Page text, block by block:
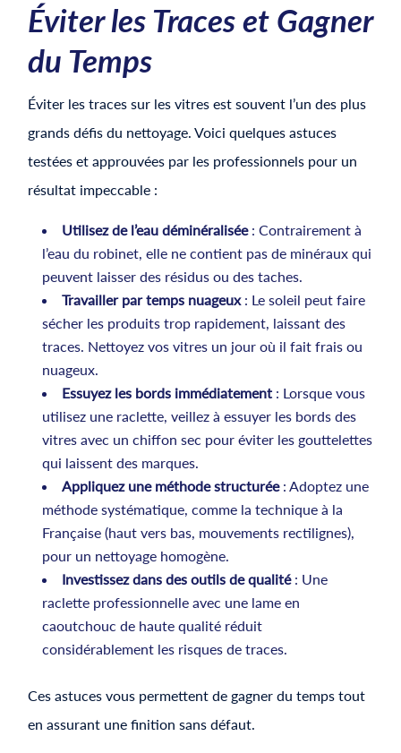
Éviter les Traces et Gagner
du Temps
Éviter les traces sur les vitres est souvent l’un des plus
grands défis du nettoyage. Voici quelques astuces
testées et approuvées par les professionnels pour un
résultat impeccable :
Utilisez de l’eau déminéralisée: Contrairement à
l’eau du robinet, elle ne contient pas de minéraux qui
peuvent laisser des résidus ou des taches.
Travailler par temps nuageux: Le soleil peut faire
sécher les produits trop rapidement, laissant des
traces. Nettoyez vos vitres un jour où il fait frais ou
nuageux.
Essuyez les bords immédiatement : Lorsque vous
utilisez une raclette, veillez à essuyer les bords des
vitres avec un chiffon sec pour éviter les gouttelettes
qui laissent des marques.
Appliquez une méthode structurée: Adoptez une
méthode systématique, comme la technique à la
Française (haut vers bas, mouvements rectilignes),
pour un nettoyage homogène.
Investissez dans des outils de qualité: Une
raclette professionnelle avec une lame en
caoutchouc de haute qualité réduit
considérablement les risques de traces.
Ces astuces vous permettent de gagner du temps tout
en assurant une finition sans défaut.